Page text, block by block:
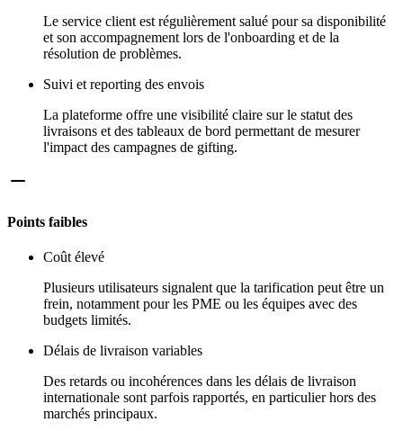
Le service client est régulièrement salué pour sa disponibilité
et son accompagnement lors de l'onboarding et de la
résolution de problèmes.
Suivi et reporting des envois
La plateforme offre une visibilité claire sur le statut des
livraisons et des tableaux de bord permettant de mesurer
l'impact des campagnes de gifting.
Points faibles
Coût élevé
Plusieurs utilisateurs signalent que la tarification peut être un
frein, notamment pour les PME ou les équipes avec des
budgets limités.
Délais de livraison variables
Des retards ou incohérences dans les délais de livraison
internationale sont parfois rapportés, en particulier hors des
marchés principaux.